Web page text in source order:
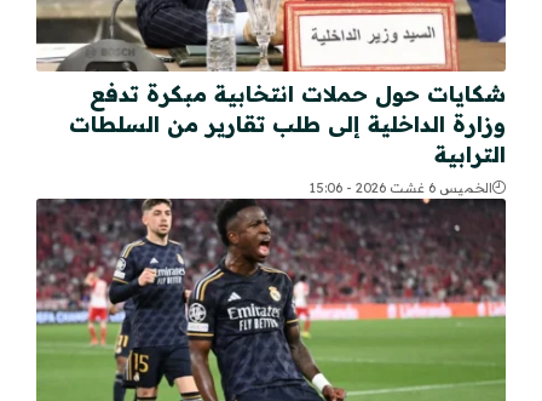
شكايات حول حملات انتخابية مبكرة تدفع
وزارة الداخلية إلى طلب تقارير من السلطات
الترابية
الخميس 6 غشت 2026 - 15:06